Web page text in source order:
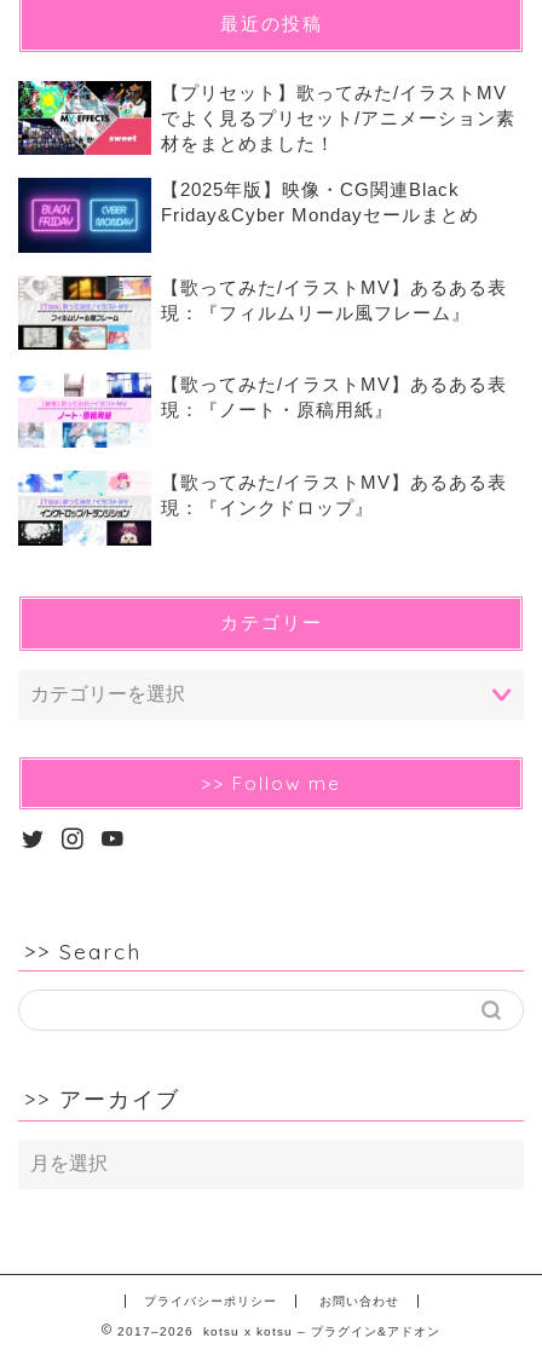
最近の投稿
【プリセット】歌ってみた/イラストMV
でよく見るプリセット/アニメーション素
材をまとめました！
【2025年版】映像・CG関連Black
Friday&Cyber Mondayセールまとめ
【歌ってみた/イラストMV】あるある表
現：『フィルムリール風フレーム』
【歌ってみた/イラストMV】あるある表
現：『ノート・原稿用紙』
【歌ってみた/イラストMV】あるある表
現：『インクドロップ』
カテゴリー
>> Follow me
>> Search
>> アーカイブ
ア
ブ
プライバシーポリシー お問い合わせ
2017–2026 kotsu x kotsu – プラグイン&アドオン